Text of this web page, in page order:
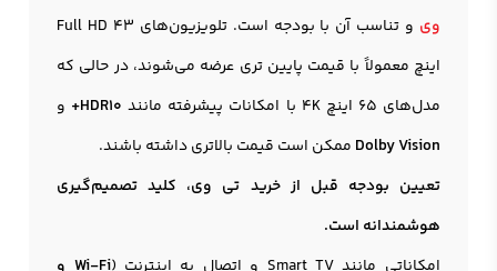
وی
و تناسب آن با بودجه است. تلویزیون‌های Full HD 43
اینچ معمولاً با قیمت پایین تری عرضه می‌شوند، در حالی که
مدل‌های 65 اینچ 4K با امکانات پیشرفته مانند
HDR10+
و
Dolby Vision ممکن است قیمت بالاتری داشته باشند.
تعیین بودجه قبل از خرید تی وی، کلید تصمیم‌گیری
هوشمندانه است.